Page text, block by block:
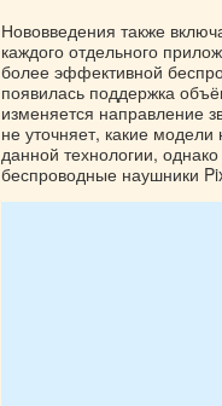
Нововведения также
каждого отдельного
более эффективной
появилась поддержка
изменяется направление
не уточняет, какие
данной технологии,
беспроводные наушники